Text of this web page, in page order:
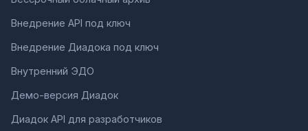
Внедрение API под ключ
Внедрение Диадока под ключ
Внутренний ЭДО
Демо-версия Диадок
Диадок API для разработчиков